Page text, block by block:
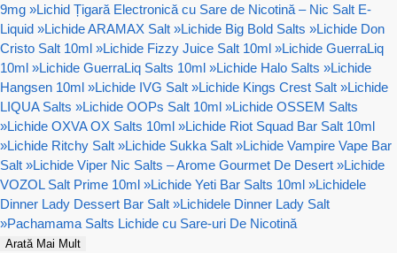
9mg »Lichid Țigară Electronică cu Sare de Nicotină – Nic Salt E-
Liquid »Lichide ARAMAX Salt »Lichide Big Bold Salts »Lichide Don
Cristo Salt 10ml »Lichide Fizzy Juice Salt 10ml »Lichide GuerraLiq
10ml »Lichide GuerraLiq Salts 10ml »Lichide Halo Salts »Lichide
Hangsen 10ml »Lichide IVG Salt »Lichide Kings Crest Salt »Lichide
LIQUA Salts »Lichide OOPs Salt 10ml »Lichide OSSEM Salts
»Lichide OXVA OX Salts 10ml »Lichide Riot Squad Bar Salt 10ml
»Lichide Ritchy Salt »Lichide Sukka Salt »Lichide Vampire Vape Bar
Salt »Lichide Viper Nic Salts – Arome Gourmet De Desert »Lichide
VOZOL Salt Prime 10ml »Lichide Yeti Bar Salts 10ml »Lichidele
Dinner Lady Dessert Bar Salt »Lichidele Dinner Lady Salt
»Pachamama Salts Lichide cu Sare-uri De Nicotină
Arată Mai Mult